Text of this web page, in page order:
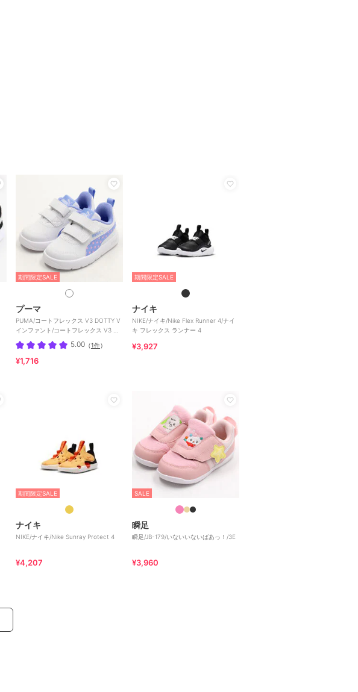
期間限定SALE
プーマ
PUMA/コートフレックス V3 DOTTY V
インファント/コートフレックス V3 ド
ッティ
5.00 （1件）
¥1,716
期間限定SALE
ナイキ
NIKE/ナイキ/Nike Flex Runner 4/ナイ
キ フレックス ランナー 4
¥3,927
期間限定SALE
ナイキ
NIKE/ナイキ/Nike Sunray Protect 4
¥4,207
SALE
瞬足
瞬足/JB-179/いないいないばあっ！/3E
¥3,960